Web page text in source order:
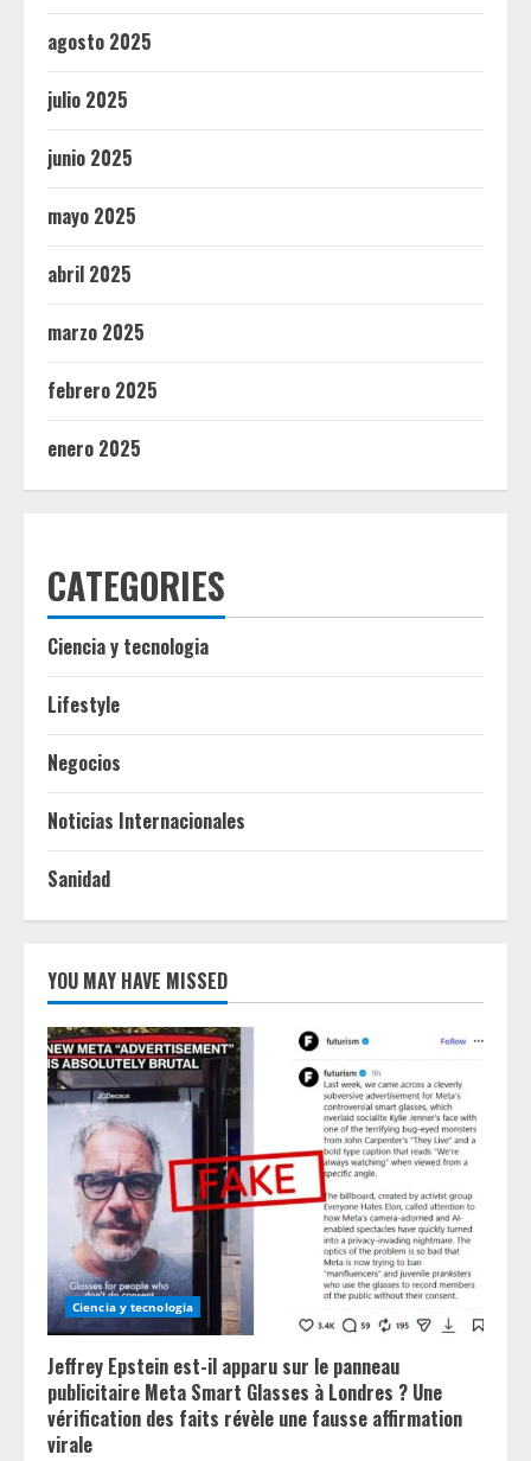
agosto 2025
julio 2025
junio 2025
mayo 2025
abril 2025
marzo 2025
febrero 2025
enero 2025
CATEGORIES
Ciencia y tecnologia
Lifestyle
Negocios
Noticias Internacionales
Sanidad
YOU MAY HAVE MISSED
Ciencia y tecnologia
Jeffrey Epstein est-il apparu sur le panneau
publicitaire Meta Smart Glasses à Londres ? Une
vérification des faits révèle une fausse affirmation
virale